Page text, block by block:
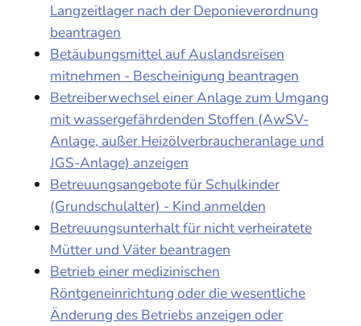
Langzeitlager nach der Deponieverordnung
beantragen
Betäubungsmittel auf Auslandsreisen
mitnehmen - Bescheinigung beantragen
Betreiberwechsel einer Anlage zum Umgang
mit wassergefährdenden Stoffen (AwSV-
Anlage, außer Heizölverbraucheranlage und
JGS-Anlage) anzeigen
Betreuungsangebote für Schulkinder
(Grundschulalter) - Kind anmelden
Betreuungsunterhalt für nicht verheiratete
Mütter und Väter beantragen
Betrieb einer medizinischen
Röntgeneinrichtung oder die wesentliche
Änderung des Betriebs anzeigen oder